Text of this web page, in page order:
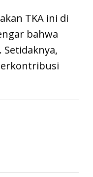
TKA ini di
bahwa